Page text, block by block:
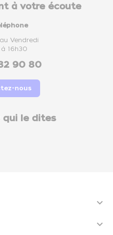
à votre écoute
Vendredi
16h30
90 80
nous
qui le dites

